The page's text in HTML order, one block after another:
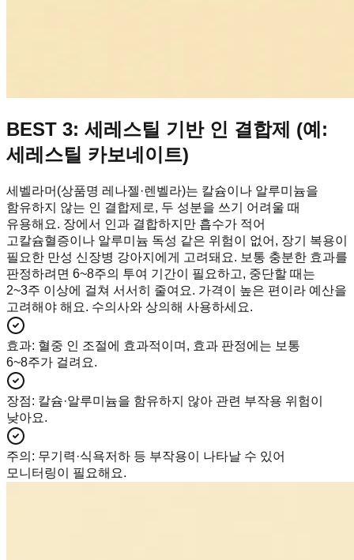
BEST 3: 세레스틸 기반 인 결합제 (예:
세레스틸 카보네이트)
세벨라머(상품명 레나젤·렌벨라)는 칼슘이나 알루미늄을
함유하지 않는 인 결합제로, 두 성분을 쓰기 어려울 때
유용해요. 장에서 인과 결합하지만 흡수가 적어
고칼슘혈증이나 알루미늄 독성 같은 위험이 없어, 장기 복용이
필요한 만성 신장병 강아지에게 고려돼요. 보통 충분한 효과를
판정하려면 6~8주의 투여 기간이 필요하고, 중단할 때는
2~3주 이상에 걸쳐 서서히 줄여요. 가격이 높은 편이라 예산을
고려해야 해요. 수의사와 상의해 사용하세요.
효과: 혈중 인 조절에 효과적이며, 효과 판정에는 보통
6~8주가 걸려요.
장점: 칼슘·알루미늄을 함유하지 않아 관련 부작용 위험이
낮아요.
주의 : 무기력·식욕저하 등 부작용이 나타날 수 있어
모니터링이 필요해요.